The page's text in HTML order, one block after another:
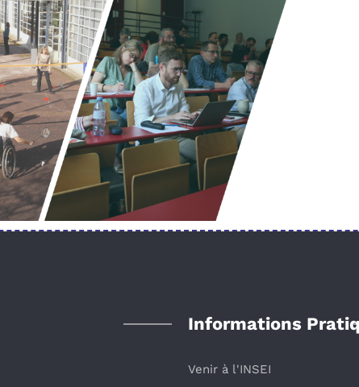
Informations
Venir à l'INSEI